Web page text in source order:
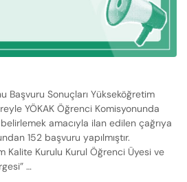
Başvuru Sonuçları Yükseköğretim
YÖKAK Öğrenci Komisyonunda
amacıyla ilan edilen çağrıya
152 başvuru yapılmıştır.
Kalite Kurulu Kurul Öğrenci Üyesi ve
…